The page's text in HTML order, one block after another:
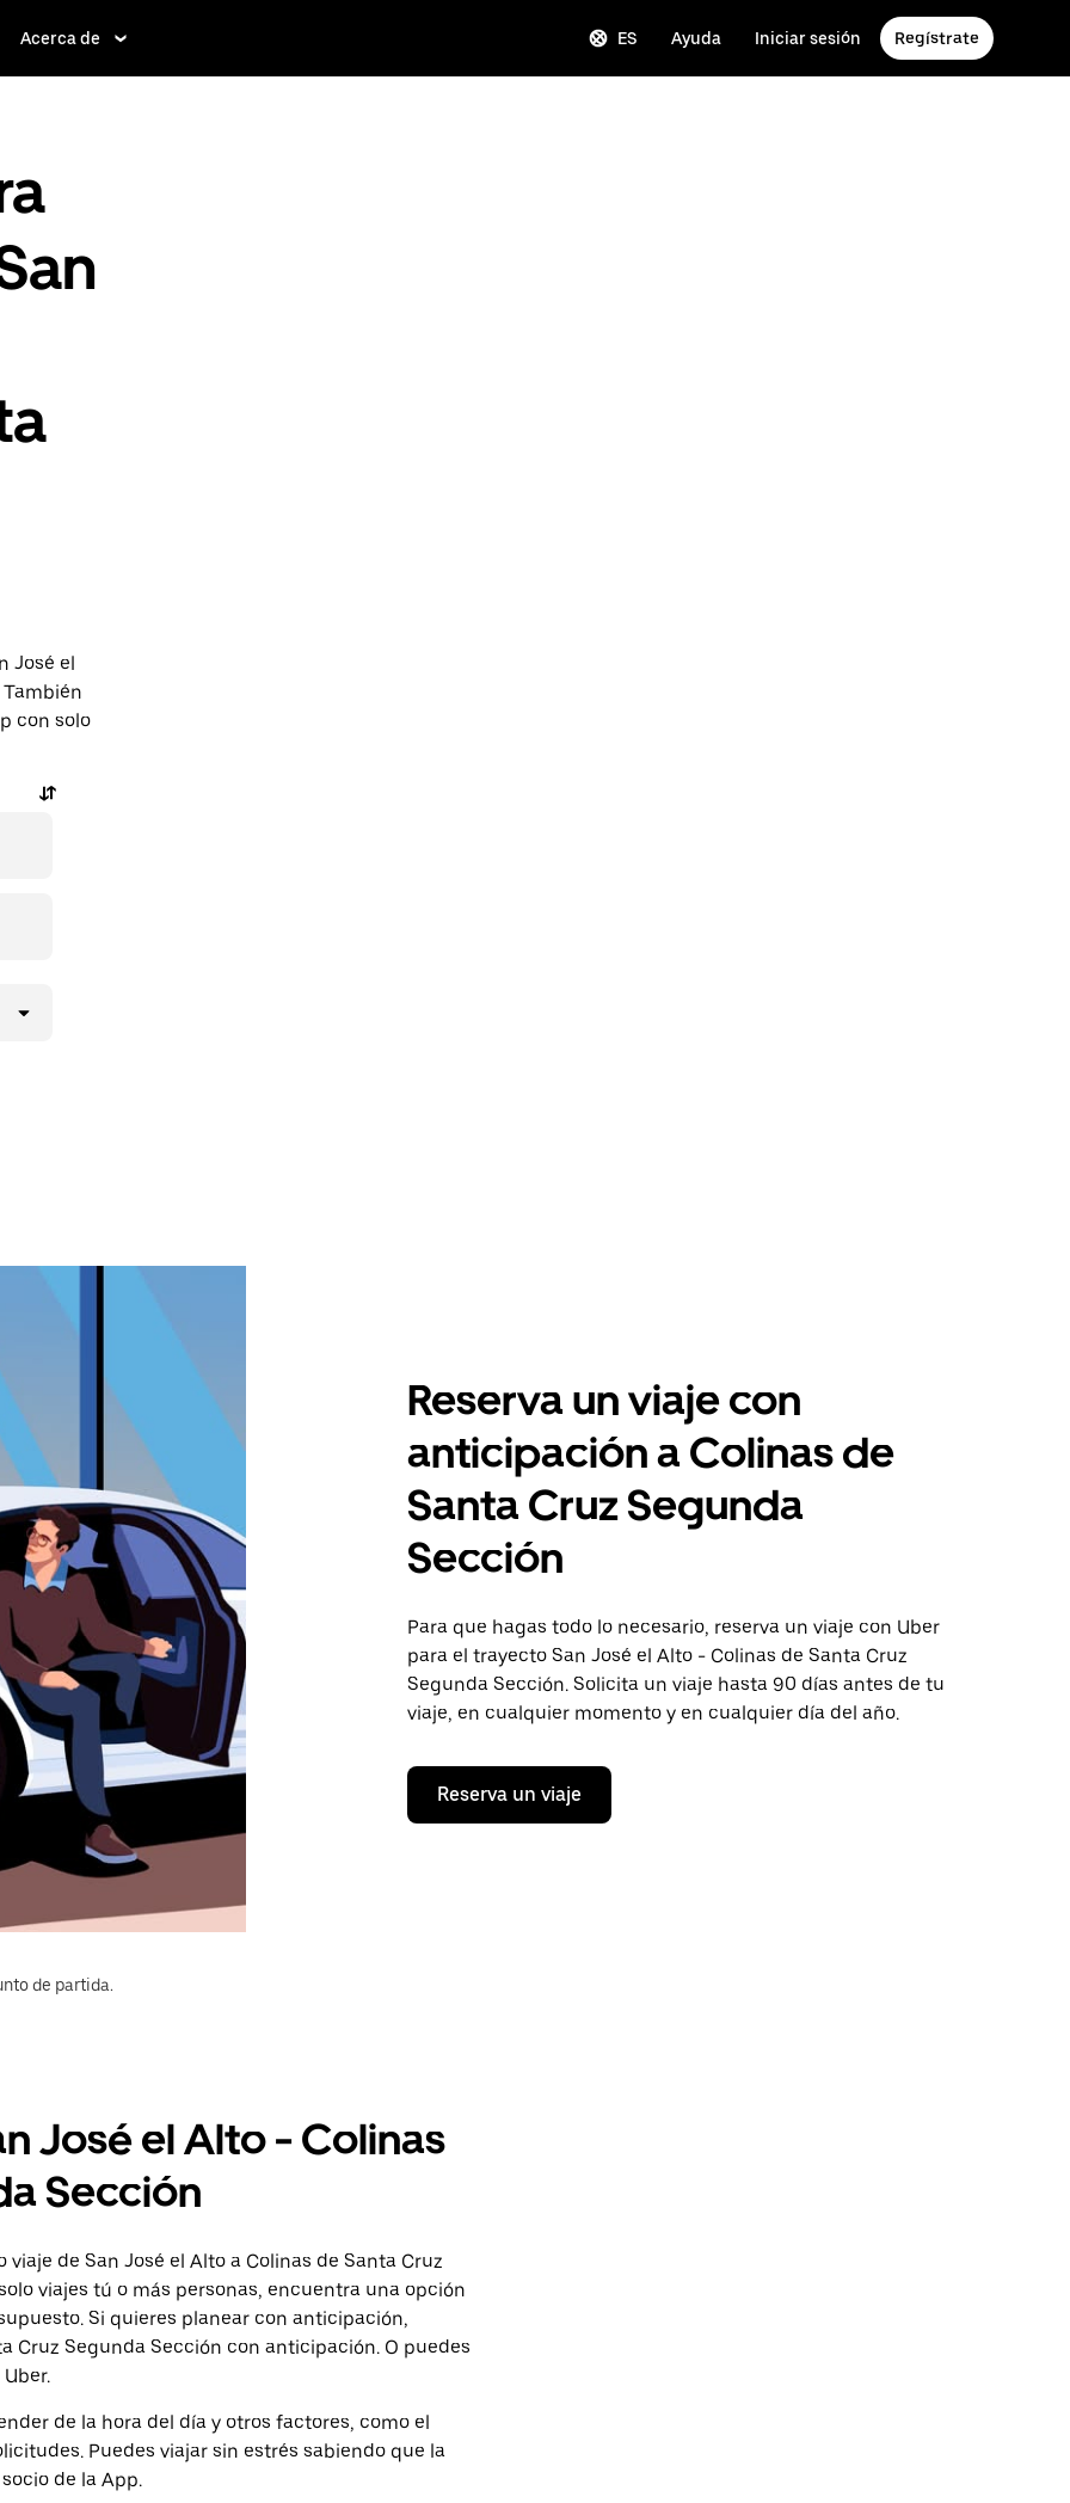
Acerca de ES Ayuda Iniciar sesión Regístrate
José el
con solo
Reserva un viaje con
anticipación a Colinas de
Santa Cruz Segunda
Sección
Para que hagas todo lo necesario, reserva un viaje con Uber
para el trayecto San José el Alto - Colinas de Santa Cruz
Segunda Sección. Solicita un viaje hasta 90 días antes de tu
viaje, en cualquier momento y en cualquier día del año.
Reserva un viaje
de partida.
José el Alto - Colinas
Sección
de San José el Alto a Colinas de Santa Cruz
viajes tú o más personas, encuentra una opción
Si quieres planear con anticipación,
Cruz Segunda Sección con anticipación. O puedes
de la hora del día y otros factores, como el
Puedes viajar sin estrés sabiendo que la
de la App.